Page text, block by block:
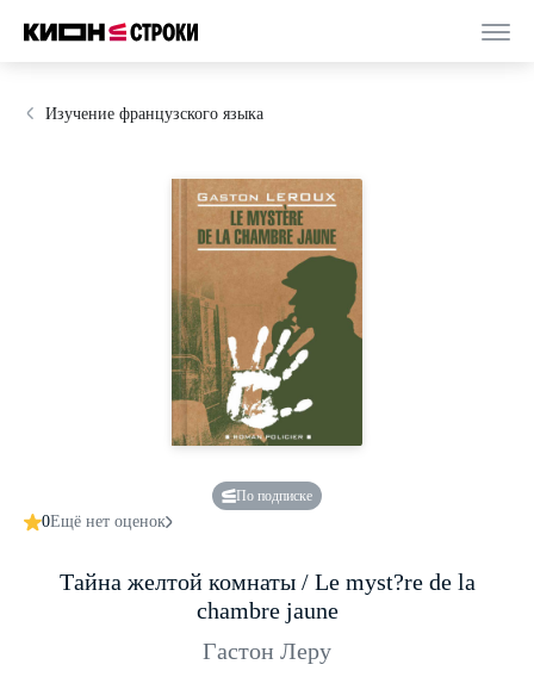
Изучение французского языка
По подписке
0Ещё нет оценок
Тайна желтой комнаты / Le myst?re de la
chambre jaune
Гастон Леру